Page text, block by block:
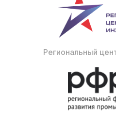
Региональный